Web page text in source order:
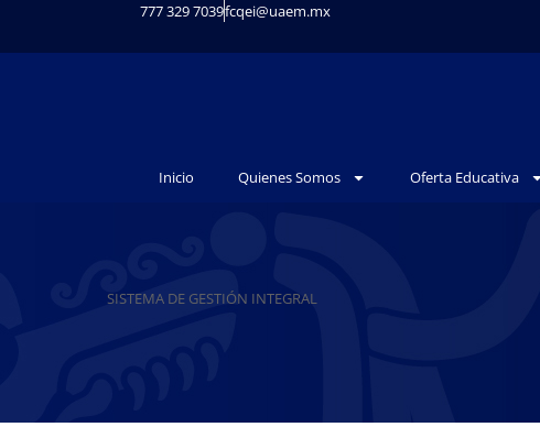
777 329 7039fcqei@uaem.mx
Inicio Quienes Somos Oferta Educativa
SISTEMA DE GESTIÓN INTEGRAL